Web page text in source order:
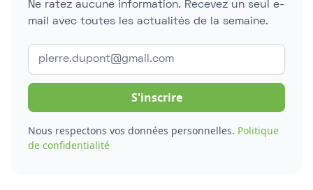
Ne ratez aucune information. Recevez un seul e-
mail avec toutes les actualités de la semaine.
Nous respectons vos données personnelles. Politique
de confidentialité